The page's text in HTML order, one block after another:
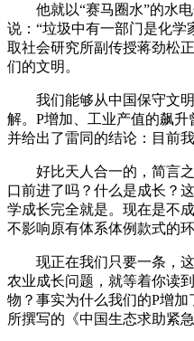
他就以“赛马圈水”的水电
说：“垃圾中有一部门是化学
取社会研究所副传授蒋劲松
们的文明。
我们能够从中国保守文明
解。P增加、工业产值的飙
并给出了雷同的结论：目前
好比天人合一的，简言之
口前进了吗？什么是成长？
学成长完全就是。现在是不
不影响原有体系体例款式的
现正在我们只要一条，这
农业成长问题，就等着你读
物？事实为什么我们的P增
所撰写的《中国生态求助紧急